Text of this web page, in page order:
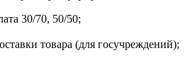
30/70, 50/50;
товара (для госучреждений);